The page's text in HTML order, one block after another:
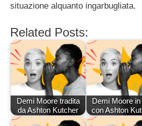
situazione alquanto ingarbugliata.
Related Posts:
Demi Moore tradita
da Ashton Kutcher
Demi Moore
con Ashton